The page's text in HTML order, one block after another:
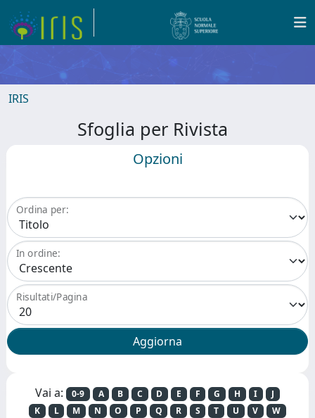
IRIS
Sfoglia per Rivista
Opzioni
Ordina per:
In ordine:
Risultati/Pagina
Vai a: 0-9 A B C D E F G H I
J
K
L M N O P Q R S T U V
W